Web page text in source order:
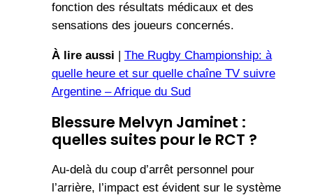
fonction des résultats médicaux et des
sensations des joueurs concernés.
À lire aussi | The Rugby Championship: à
quelle heure et sur quelle chaîne TV suivre
Argentine – Afrique du Sud
Blessure Melvyn Jaminet :
quelles suites pour le RCT ?
Au-delà du coup d’arrêt personnel pour
l’arrière, l’impact est évident sur le système